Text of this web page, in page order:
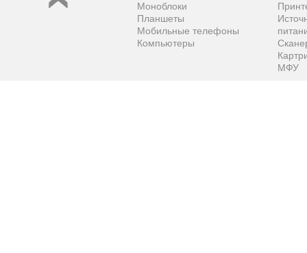
Моноблоки
Планшеты
Мобильные телефоны
Компьютеры
МФУ